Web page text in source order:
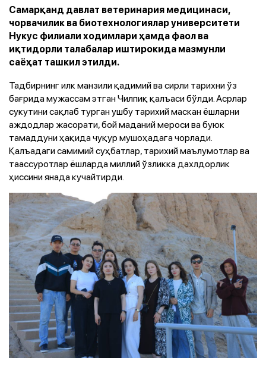
Самарқанд давлат ветеринария медицинаси,
чорвачилик ва биотехнологиялар университети
Нукус филиали ходимлари ҳамда фаол ва
иқтидорли талабалар иштирокида мазмунли
саёҳат ташкил этилди.
Тадбирнинг илк манзили қадимий ва сирли тарихни ўз
бағрида мужассам этган Чилпиқ қалъаси бўлди. Асрлар
сукутини сақлаб турган ушбу тарихий маскан ёшларни
аждодлар жасорати, бой маданий мероси ва буюк
тамаддуни ҳақида чуқур мушоҳадага чорлади.
Қалъадаги самимий суҳбатлар, тарихий маълумотлар ва
таассуротлар ёшларда миллий ўзликка дахлдорлик
ҳиссини янада кучайтирди.